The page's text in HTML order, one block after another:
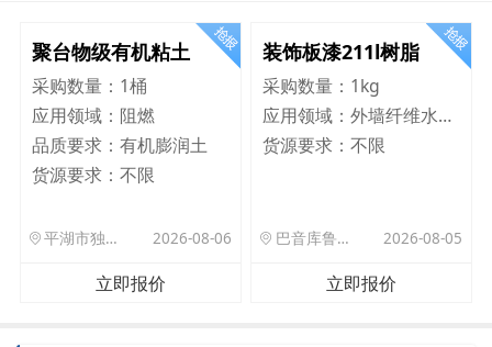
聚台物级有机粘土
采购数量： 1桶
应用领域： 阻燃
品质要求： 有机膨润土
货源要求： 不限
平湖市独山港镇集港路 589 号 2026-08-06
立即报价
装饰板漆211l树脂
采购数量： 1kg
应用领域：
外墙纤维水泥板
货源要求：不限
巴音库鲁提镇,托帕口岸六号库房 2026-08-05
立即报价